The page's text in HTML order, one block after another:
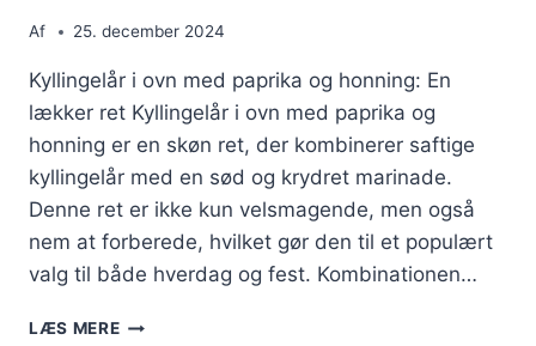
Af 25. december 2024
Kyllingelår i ovn med paprika og honning: En
lækker ret Kyllingelår i ovn med paprika og
honning er en skøn ret, der kombinerer saftige
kyllingelår med en sød og krydret marinade.
Denne ret er ikke kun velsmagende, men også
nem at forberede, hvilket gør den til et populært
valg til både hverdag og fest. Kombinationen…
LÆS MEREKYLLINGELÅR